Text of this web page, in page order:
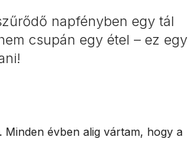
napfényben egy tál
csupán egy étel – ez egy
évben alig vártam, hogy a